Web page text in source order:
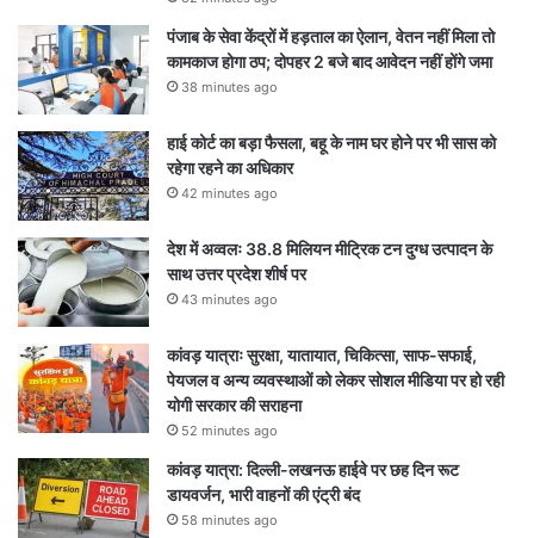
पंजाब के सेवा केंद्रों में हड़ताल का ऐलान, वेतन नहीं मिला तो
कामकाज होगा ठप; दोपहर 2 बजे बाद आवेदन नहीं होंगे जमा
38 minutes ago
हाई कोर्ट का बड़ा फैसला, बहू के नाम घर होने पर भी सास को
रहेगा रहने का अधिकार
42 minutes ago
देश में अव्वलः 38.8 मिलियन मीट्रिक टन दुग्ध उत्पादन के
साथ उत्तर प्रदेश शीर्ष पर
43 minutes ago
कांवड़ यात्राः सुरक्षा, यातायात, चिकित्सा, साफ-सफाई,
पेयजल व अन्य व्यवस्थाओं को लेकर सोशल मीडिया पर हो रही
योगी सरकार की सराहना
52 minutes ago
कांवड़ यात्रा: दिल्ली-लखनऊ हाईवे पर छह दिन रूट
डायवर्जन, भारी वाहनों की एंट्री बंद
58 minutes ago